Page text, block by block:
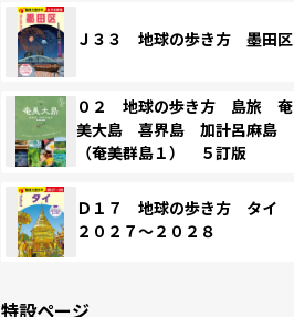
Ｊ３３ 地球の歩き方 墨田区
０２ 地球の歩き方 島旅 奄
美大島 喜界島 加計呂麻島
（奄美群島１） ５訂版
Ｄ１７ 地球の歩き方 タイ
２０２７～２０２８
特設ページ